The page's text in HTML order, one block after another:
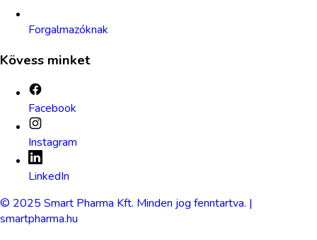
Forgalmazóknak
Kövess minket
Facebook
Instagram
LinkedIn
© 2025 Smart Pharma Kft. Minden jog fenntartva. |
smartpharma.hu